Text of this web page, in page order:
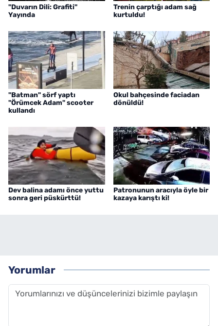
"Duvarın Dili: Grafiti"
Yayında
Trenin çarptığı adam sağ
kurtuldu!
"Batman" sörf yaptı
"Örümcek Adam" scooter
kullandı
Okul bahçesinde faciadan
dönüldü!
Dev balina adamı önce yuttu
sonra geri püskürttü!
Patronunun aracıyla öyle bir
kazaya karıştı ki!
Yorumlar